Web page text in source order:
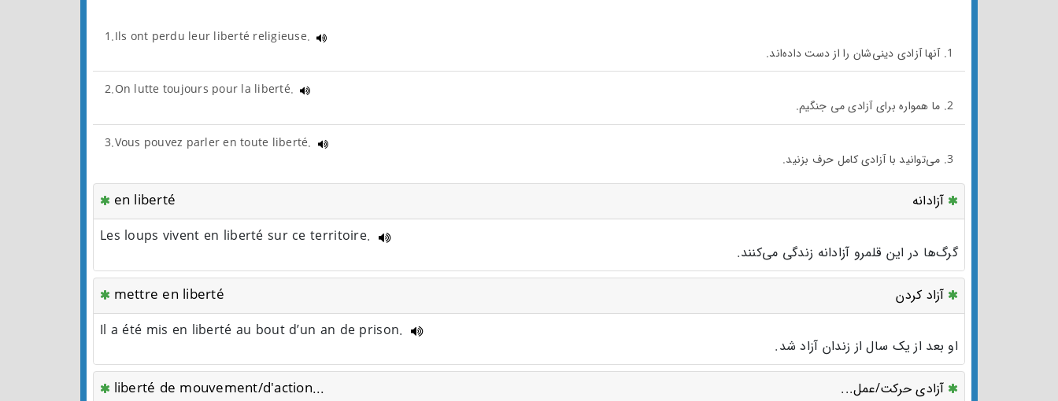
1.Ils ont perdu leur liberté religieuse.
1. آنها آزادی دینی‌شان را از دست داده‌اند.
2.On lutte toujours pour la liberté.
2. ما همواره برای آزادی می جنگیم.
3.Vous pouvez parler en toute liberté.
3. می‌توانید با آزادی کامل حرف بزنید.
en liberté
آزادانه
Les loups vivent en liberté sur ce territoire.
گرگ‌ها در این قلمرو آزادانه زندگی می‌کنند.
mettre en liberté
آزاد کردن
Il a été mis en liberté au bout d’un an de prison.
او بعد از یک سال از زندان آزاد شد.
liberté de mouvement/d'action...
آزادی حرکت/عمل...